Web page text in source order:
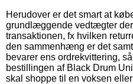
Herudover er det smart at
grundlæggende vedtægter
transaktionen, fx hvilken
den sammenhæng er det
bevarer ens ordrekvittering,
bestillingen af Black Drum
skal shoppe til en voksen